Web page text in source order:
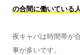
の合間に働いている
夜キャバは時間帯が
事が多いです。